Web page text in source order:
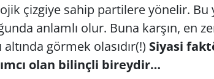
çizgiye sahip partilere yönelir.
anlamlı olur. Buna karşın, en
altında görmek olasıdır(!) Siyasi
olan bilinçli bireydir…